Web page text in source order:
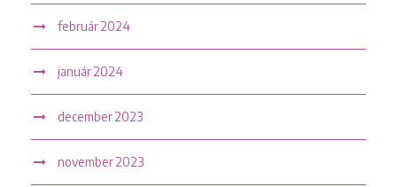
február 2024
január 2024
december 2023
november 2023